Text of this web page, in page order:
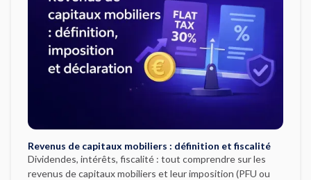
Revenus de capitaux mobiliers : définition et fiscalité
Dividendes, intérêts, fiscalité : tout comprendre sur les
revenus de capitaux mobiliers et leur imposition (PFU ou